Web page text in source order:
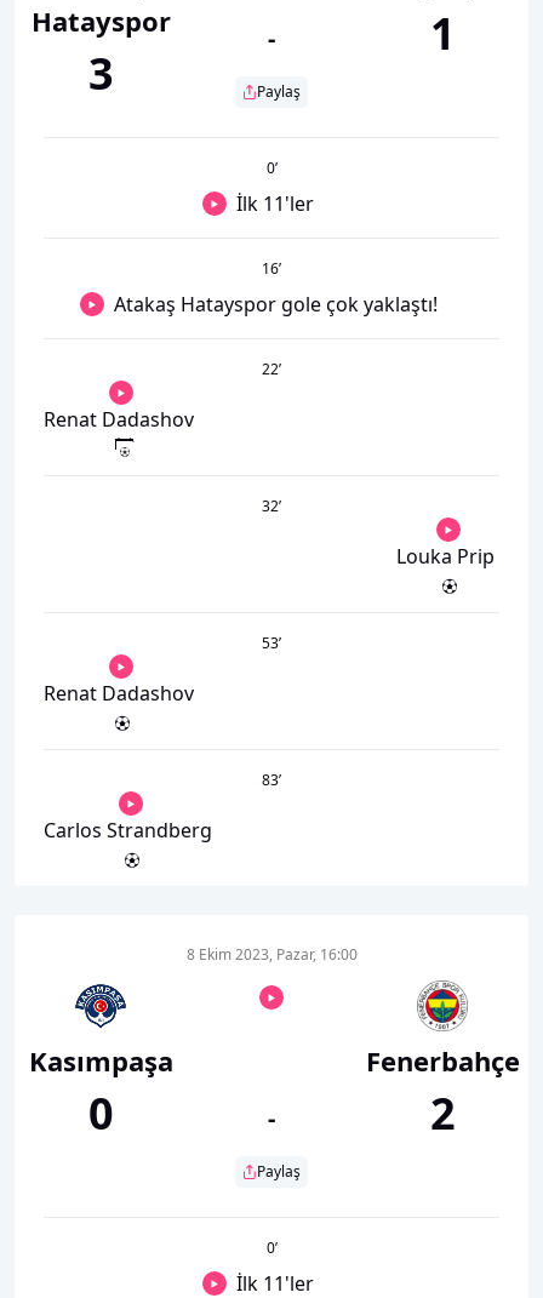
Hatayspor
3
-
Paylaş
1
0’
İlk 11'ler
16’
Atakaş Hatayspor gole çok yaklaştı!
22’
Renat Dadashov
32’
Louka Prip
53’
Renat Dadashov
83’
Carlos Strandberg
Kasımpaşa
0
8 Ekim 2023, Pazar, 16:00
-
Paylaş
Fenerbahçe
2
0’
İlk 11'ler